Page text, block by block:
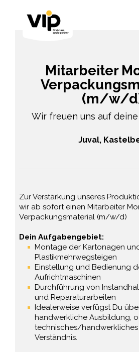
Mitarbeiter
(m/w/
Wir freuen uns auf
Juval,
Zur Verstärkung unseres
wir ab sofort einen Mitarbeiter
Verpackungsmaterial (m/w/d)
Dein Aufgabengebiet:
Montage der Kartonagen
Plastikmehrwegsteigen
Einstellung und Bedienung
Aufrichtmaschinen
Durchführung von
und Reparaturarbeiten
Idealerweise verfügst Du
handwerkliche Ausbildung,
technisches/handwerkliches
Verständnis.